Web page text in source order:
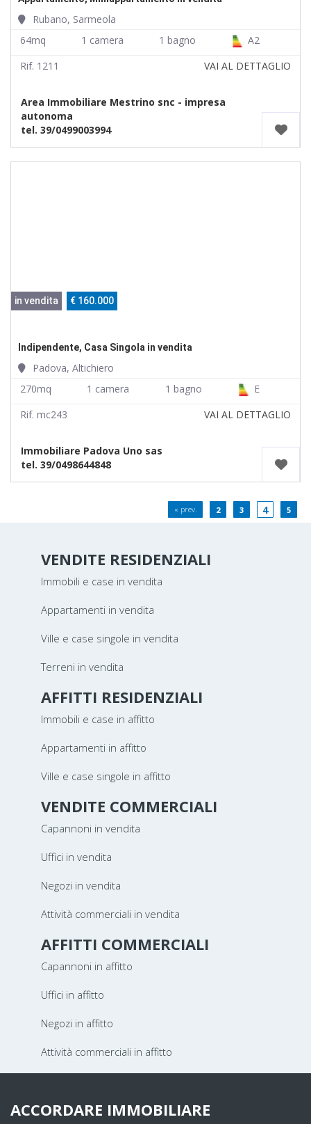
Rubano, Sarmeola
64mq
1 camera 1 bagno
A2
Rif. 1211
VAI AL DETTAGLIO
Area Immobiliare Mestrino snc - impresa
autonoma
tel. 39/0499003994
in vendita € 160.000
Indipendente, Casa Singola in vendita
Padova, Altichiero
270mq
1 camera 1 bagno
E
Rif. mc243
VAI AL DETTAGLIO
Immobiliare Padova Uno sas
tel. 39/0498644848
« prev. 2 3 4 5
VENDITE RESIDENZIALI
Immobili e case in vendita
Appartamenti in vendita
Ville e case singole in vendita
Terreni in vendita
AFFITTI RESIDENZIALI
Immobili e case in affitto
Appartamenti in affitto
Ville e case singole in affitto
VENDITE COMMERCIALI
Capannoni in vendita
Uffici in vendita
Negozi in vendita
Attività commerciali in vendita
AFFITTI COMMERCIALI
Capannoni in affitto
Uffici in affitto
Negozi in affitto
Attività commerciali in affitto
ACCORDARE IMMOBILIARE